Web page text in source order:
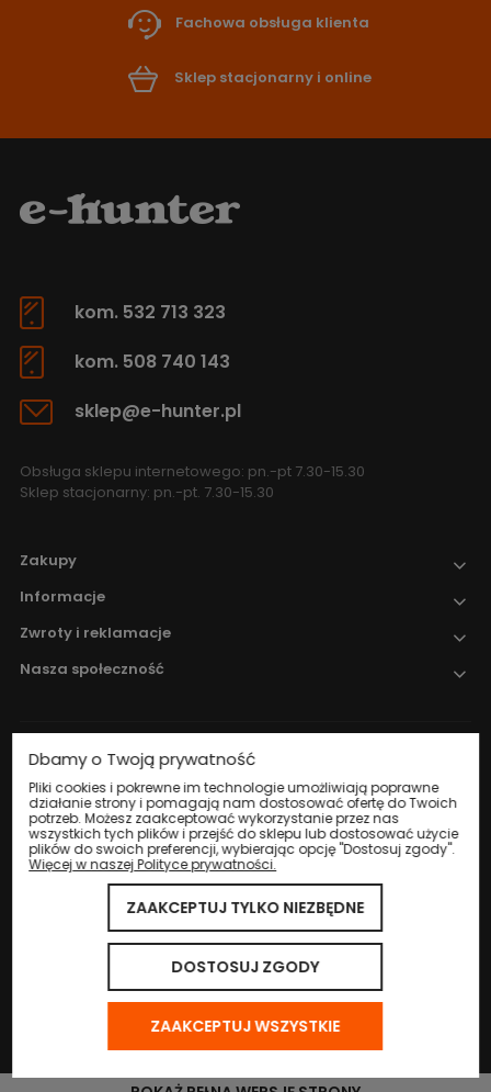
Fachowa obsługa klienta
Sklep stacjonarny i online
kom. 532 713 323
kom. 508 740 143
sklep@e-hunter.pl
Obsługa sklepu internetowego: pn.-pt 7.30-15.30
Sklep stacjonarny: pn.-pt. 7.30-15.30
Zakupy
Informacje
Zwroty i reklamacje
Nasza społeczność
Nadzór nad obrotem produktami
leczniczymi weterynaryjnymi sprawuje
Wojewódzki Inspektorat Weterynarii w
Katowicach.
© 2024 Eco Life Group. Wszystkie prawa zastrzeżone.
Dbamy o Twoją prywatność
Pliki cookies i pokrewne im technologie umożliwiają poprawne
działanie strony i pomagają nam dostosować ofertę do Twoich
potrzeb. Możesz zaakceptować wykorzystanie przez nas
wszystkich tych plików i przejść do sklepu lub dostosować użycie
plików do swoich preferencji, wybierając opcję "Dostosuj zgody".
Więcej w naszej Polityce prywatności.
ZAAKCEPTUJ TYLKO NIEZBĘDNE
DOSTOSUJ ZGODY
ZAAKCEPTUJ WSZYSTKIE